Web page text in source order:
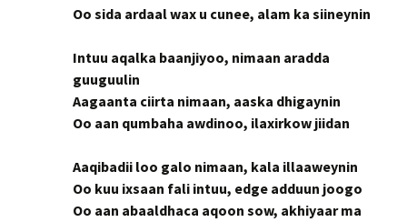
Oo sida ardaal wax u cunee, alam ka siineynin
Intuu aqalka baanjiyoo, nimaan aradda
guuguulin
Aagaanta ciirta nimaan, aaska dhigaynin
Oo aan qumbaha awdinoo, ilaxirkow jiidan
Aaqibadii loo galo nimaan, kala illaaweynin
Oo kuu ixsaan fali intuu, edge adduun joogo
Oo aan abaaldhaca aqoon sow, akhiyaar ma